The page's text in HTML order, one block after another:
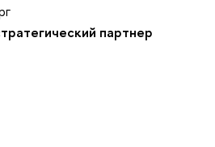
партнер